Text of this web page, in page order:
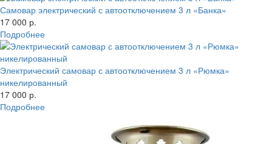
Самовар электрический с автоотключением 3 л «Банка»
17 000 р.
Подробнее
Электрический самовар с автоотключением 3 л «Рюмка»
никелированный
17 000 р.
Подробнее